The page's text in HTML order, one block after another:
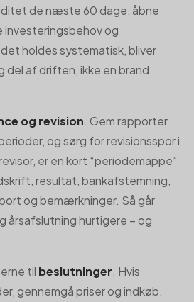
de næste 60 dage, åbne
investeringsbehov og
holdes systematisk, bliver
del af driften, ikke en brand
og revision. Gem rapporter
og sørg for revisionsspor i
er en kort “periodemappe”
resultat, bankafstemning,
og bemærkninger. Så går
årsafslutning hurtigere – og
til beslutninger. Hvis
gennemgå priser og indkøb.